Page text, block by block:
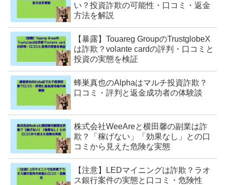
い？投資詐欺の可能性・口コミ・返金
方法を解説
【暴露】Touareg GroupのTrustglobeX
は詐欺？volante cardの評判・口コミと
投資の実態を検証
蜂巣真也のAlphaはマルチ投資詐欺？
口コミ・評判と返金成功者の体験談
株式会社WeeAreと横田馨の副業は詐
欺？「稼げない」「効果なし」との口
コミから見えた危険な実態
【注意】LEDマイニングは詐欺？ラオ
ス銀行案件の実態と口コミ・危険性